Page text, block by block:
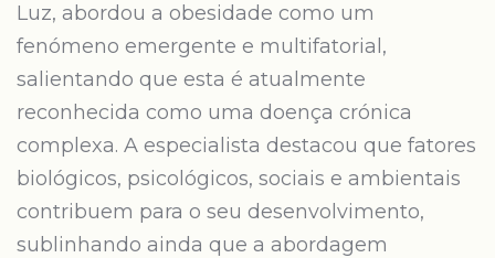
Luz, abordou a obesidade como um
fenómeno emergente e multifatorial,
salientando que esta é atualmente
reconhecida como uma doença crónica
complexa. A especialista destacou que fatores
biológicos, psicológicos, sociais e ambientais
contribuem para o seu desenvolvimento,
sublinhando ainda que a abordagem